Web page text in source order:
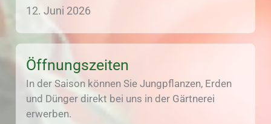
12. Juni 2026
Öffnungszeiten
In der Saison können Sie Jungpflanzen, Erden
und Dünger direkt bei uns in der Gärtnerei
erwerben.